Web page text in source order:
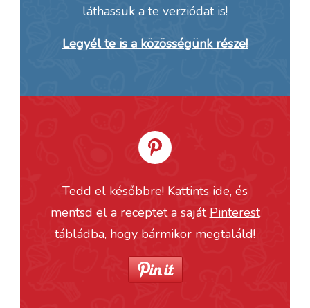
láthassuk a te verziódat is!
Legyél te is a közösségünk része!
Tedd el későbbre! Kattints ide, és
mentsd el a receptet a saját Pinterest
tábládba, hogy bármikor megtaláld!